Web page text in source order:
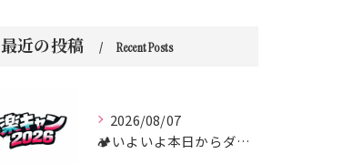
最近の投稿 Recent Posts
2026/08/07
🏕️いよいよ本日からダンス合宿 “楽キャン” がスタートしま...